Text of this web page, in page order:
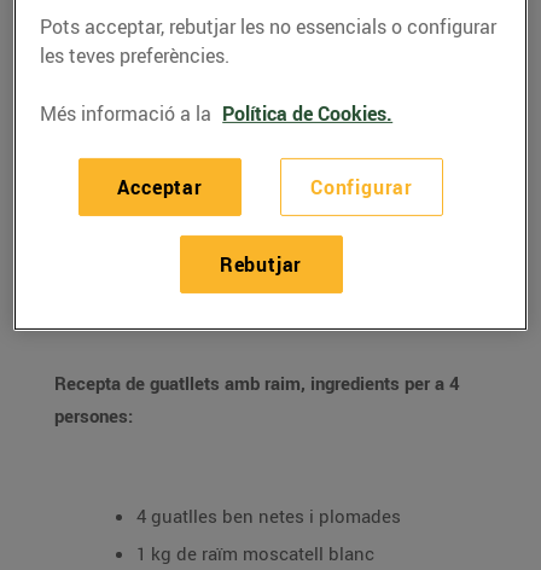
Recepta de guatllets
amb raim, ingredients
per a 4 persones:
Recepta de guatllets amb raim, ingredients per a 4
persones:
4 guatlles ben netes i plomades
1 kg de raïm moscatell blanc
Pots acceptar, rebutjar les no essencials o configurar
les teves preferències.
Més informació a la Política de Cookies.
Configurar
Rebutjar
Acceptar